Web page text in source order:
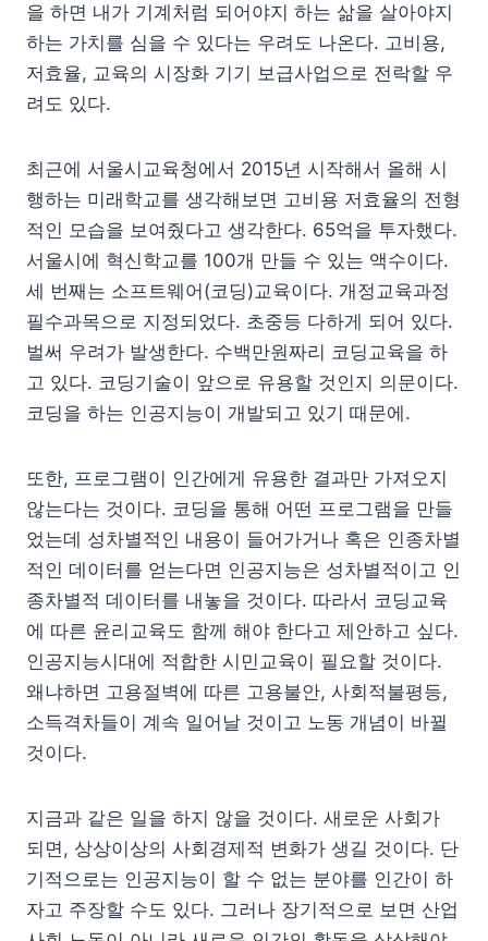
을 하면 내가 기계처럼 되어야지 하는 삶을 살아야지
하는 가치를 심을 수 있다는 우려도 나온다. 고비용,
저효율, 교육의 시장화 기기 보급사업으로 전락할 우
려도 있다.
최근에 서울시교육청에서 2015년 시작해서 올해 시
행하는 미래학교를 생각해보면 고비용 저효율의 전형
적인 모습을 보여줬다고 생각한다. 65억을 투자했다.
서울시에 혁신학교를 100개 만들 수 있는 액수이다.
세 번째는 소프트웨어(코딩)교육이다. 개정교육과정
필수과목으로 지정되었다. 초중등 다하게 되어 있다.
벌써 우려가 발생한다. 수백만원짜리 코딩교육을 하
고 있다. 코딩기술이 앞으로 유용할 것인지 의문이다.
코딩을 하는 인공지능이 개발되고 있기 때문에.
또한, 프로그램이 인간에게 유용한 결과만 가져오지
않는다는 것이다. 코딩을 통해 어떤 프로그램을 만들
었는데 성차별적인 내용이 들어가거나 혹은 인종차별
적인 데이터를 얻는다면 인공지능은 성차별적이고 인
종차별적 데이터를 내놓을 것이다. 따라서 코딩교육
에 따른 윤리교육도 함께 해야 한다고 제안하고 싶다.
인공지능시대에 적합한 시민교육이 필요할 것이다.
왜냐하면 고용절벽에 따른 고용불안, 사회적불평등,
소득격차들이 계속 일어날 것이고 노동 개념이 바뀔
것이다.
지금과 같은 일을 하지 않을 것이다. 새로운 사회가
되면, 상상이상의 사회경제적 변화가 생길 것이다. 단
기적으로는 인공지능이 할 수 없는 분야를 인간이 하
자고 주장할 수도 있다. 그러나 장기적으로 보면 산업